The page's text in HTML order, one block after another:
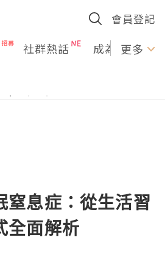
會員登記
社群熱話 成為U更多
窒息症：從生活習
全面解析